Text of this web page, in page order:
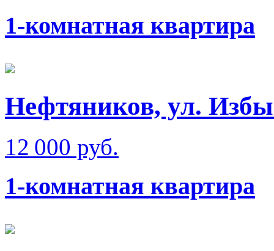
1-комнатная квартира
Нефтяников, ул.
12 000 руб.
1-комнатная квартира